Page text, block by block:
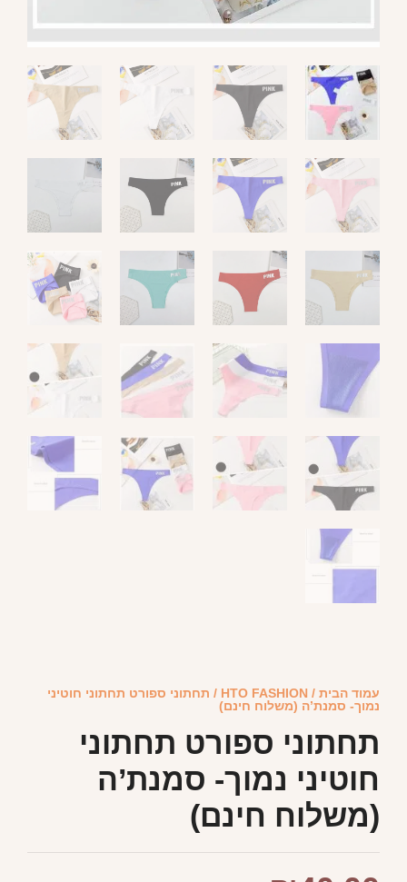
עמוד הבית /
HTO FASHION / תחתוני ספורט תחתוני חוטיני
נמוך- סמנת’ה (משלוח חינם)
תחתוני ספורט תחתוני
חוטיני נמוך- סמנת’ה
(משלוח חינם)